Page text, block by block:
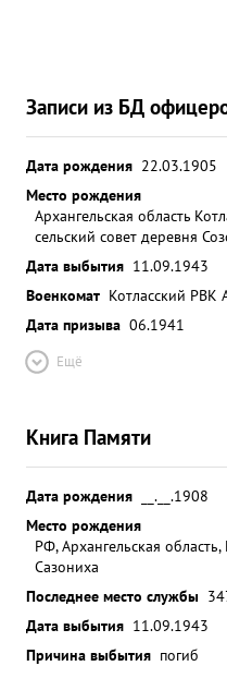
Записи из БД
Дата рождения 22.03.1905
Место рождения
Архангельская область
сельский совет деревня
Дата выбытия 11.09.1943
Военкомат Котласский РВК
Дата призыва 06.1941
Ещё
Книга Памяти
Дата рождения
__.__.1908
Место рождения
РФ, Архангельская
Сазониха
Последнее место службы
Дата выбытия 11.09.1943
Причина выбытия погиб